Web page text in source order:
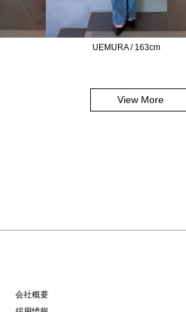
UEMURA / 163cm
View More
会社概要